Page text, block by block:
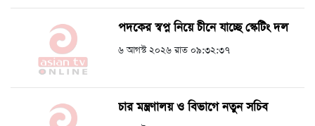
পদকের স্বপ্ন নিয়ে চীনে যাচ্ছে স্কেটিং দল
৬ আগস্ট ২০২৬ রাত ০৯:৩২:৩৭
চার মন্ত্রণালয় ও বিভাগে নতুন সচিব